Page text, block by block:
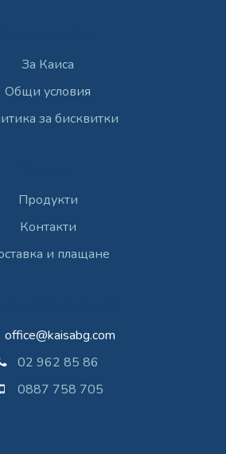
За Каиса
Общи условия
за бисквитки
Продукти
Контакти
и плащане
office@kaisabg.com
02 962 85 86
0887 758 705